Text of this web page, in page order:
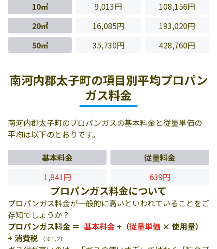
10㎥
9,013円
108,156円
20㎥
16,085円
193,020円
50㎥
35,730円 428,760円
南河内郡太子町の項目別平均プロパン
ガス料金
南河内郡太子町のプロパンガスの基本料金と従量単価の
平均は以下のとおりです。
基本料金
従量料金
1,841円
639円
プロパンガス料金について
プロパンガス料金が一般的に高いといわれていることをご
存知でしょうか？
プロパンガス料金 ＝ 基本料金 +（従量単価 × 使用量）
+ 消費税
（※1,2）